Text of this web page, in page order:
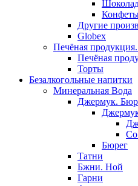
Другие
Globex
Печёная
Печёная
Торты
Безалкогольные напитки
Минеральная Вода
Джермук.
Со
Бюрег
Татни
Бжни. Ной
Гарни